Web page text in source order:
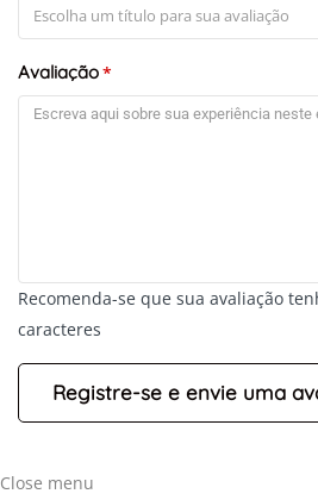
Avaliação*
Recomenda-se que sua avaliação
caracteres
Close menu